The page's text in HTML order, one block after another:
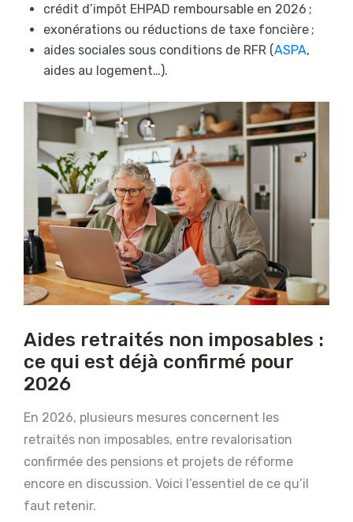
crédit d’impôt EHPAD remboursable en 2026 ;
exonérations ou réductions de taxe foncière ;
aides sociales sous conditions de RFR (ASPA,
aides au logement…).
Aides retraités non imposables :
ce qui est déjà confirmé pour
2026
En 2026, plusieurs mesures concernent les
retraités non imposables, entre revalorisation
confirmée des pensions et projets de réforme
encore en discussion. Voici l’essentiel de ce qu’il
faut retenir.